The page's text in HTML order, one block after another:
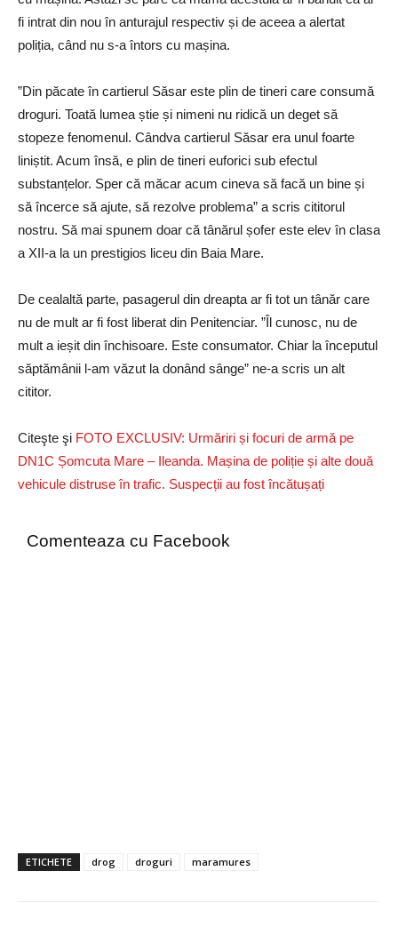
fi intrat din nou în anturajul respectiv și de aceea a alertat
poliția, când nu s-a întors cu mașina.
”Din păcate în cartierul Săsar este plin de tineri care consumă
droguri. Toată lumea știe și nimeni nu ridică un deget să
stopeze fenomenul. Cândva cartierul Săsar era unul foarte
liniștit. Acum însă, e plin de tineri euforici sub efectul
substanțelor. Sper că măcar acum cineva să facă un bine și
să încerce să ajute, să rezolve problema” a scris cititorul
nostru. Să mai spunem doar că tânărul șofer este elev în clasa
a XII-a la un prestigios liceu din Baia Mare.
De cealaltă parte, pasagerul din dreapta ar fi tot un tânăr care
nu de mult ar fi fost liberat din Penitenciar. ”Îl cunosc, nu de
mult a ieșit din închisoare. Este consumator. Chiar la începutul
săptămânii l-am văzut la donând sânge” ne-a scris un alt
cititor.
Citeşte şi FOTO EXCLUSIV: Urmăriri și focuri de armă pe
DN1C Șomcuta Mare – Ileanda. Mașina de poliție și alte două
vehicule distruse în trafic. Suspecții au fost încătușați
Comenteaza cu Facebook
ETICHETE drog droguri maramures